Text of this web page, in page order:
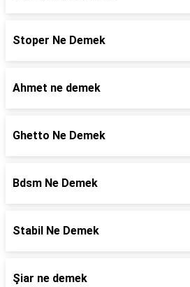
Stoper Ne Demek
Ahmet ne demek
Ghetto Ne Demek
Bdsm Ne Demek
Stabil Ne Demek
Şiar ne demek